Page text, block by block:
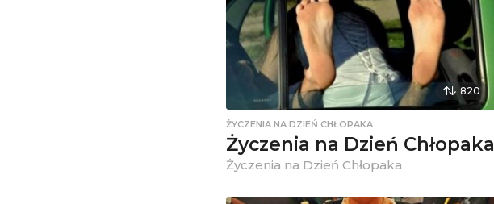
820
ŻYCZENIA NA DZIEŃ CHŁOPAKA
Życzenia na Dzień Chłopaka
Życzenia na Dzień Chłopaka